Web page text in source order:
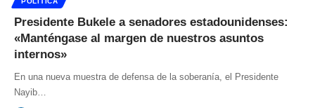
Presidente Bukele a senadores estadounidenses:
«Manténgase al margen de nuestros asuntos
internos»
En una nueva muestra de defensa de la soberanía, el Presidente
Nayib…